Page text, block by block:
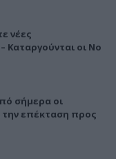
νέες
Καταργούνται οι Νο
σήμερα οι
την επέκταση προς